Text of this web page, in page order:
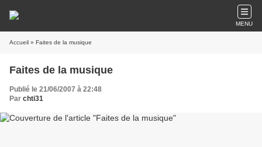
MENU
Accueil » Faites de la musique
Faites de la musique
Publié le 21/06/2007 à 22:48
Par chti31